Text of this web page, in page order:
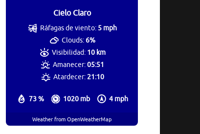
Cielo Claro
73 % 1020 mb 4 mph
Ráfagas de viento: 5 mph
Clouds:6%
Visibilidad: 10 km
Amanecer:05:51
Atardecer:21:10
Weather from OpenWeatherMap